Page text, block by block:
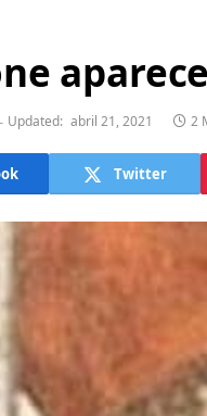
Updated: abril 21, 2021 2
Twitter